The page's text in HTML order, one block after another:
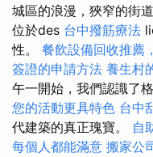
城區的浪漫，狹窄的街
位於des 台中撥筋療法
性。 餐飲設備回收推薦
簽證的申請方法 養生村
午一開始，我們認識了
您的活動更具特色 台中
代建築的真正瑰寶。 自
每個人都能滿意 搬家公